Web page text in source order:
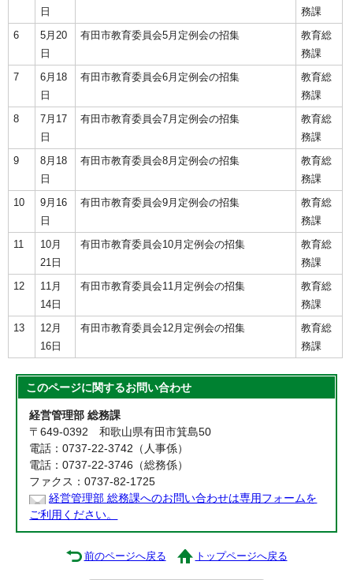
日
務課
6
5月20
日
有田市教育委員会5月定例会の招集
教育総
務課
7
6月18
日
有田市教育委員会6月定例会の招集
教育総
務課
8
7月17
日
有田市教育委員会7月定例会の招集
教育総
務課
9
8月18
日
有田市教育委員会8月定例会の招集
教育総
務課
10
9月16
日
有田市教育委員会9月定例会の招集
教育総
務課
11
10月
21日
有田市教育委員会10月定例会の招集
教育総
務課
12
11月
14日
有田市教育委員会11月定例会の招集
教育総
務課
13
12月
16日
有田市教育委員会12月定例会の招集
教育総
務課
このページに関するお問い合わせ
経営管理部 総務課
〒649-0392 和歌山県有田市箕島50
電話：0737-22-3742（人事係）
電話：0737-22-3746（総務係）
ファクス：0737-82-1725
経営管理部 総務課へのお問い合わせは専用フォームを
ご利用ください。
前のページへ戻る トップページへ戻る